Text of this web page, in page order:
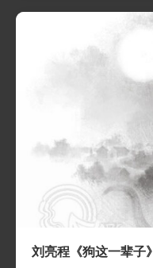
刘亮程《狗这一辈子》